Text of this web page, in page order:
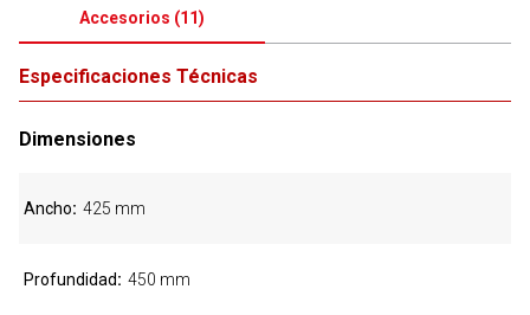
Accesorios (11)
Especificaciones Técnicas
Dimensiones
Ancho 425 mm
Profundidad 450 mm